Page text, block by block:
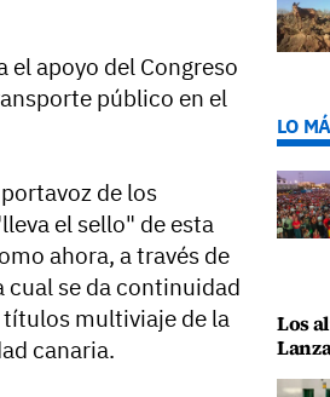
el apoyo del Congreso
público en el
de los
el sello" de esta
ahora, a través de
cual se da continuidad
títulos multiviaje de la
canaria.
LO
Los